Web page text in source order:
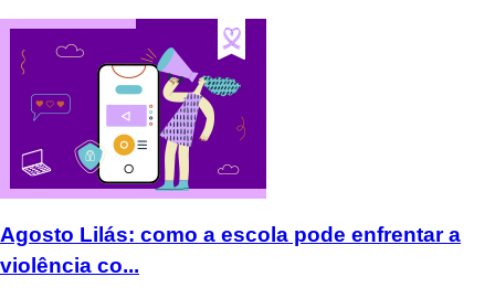
Agosto Lilás: como a escola pode enfrentar a
violência co...